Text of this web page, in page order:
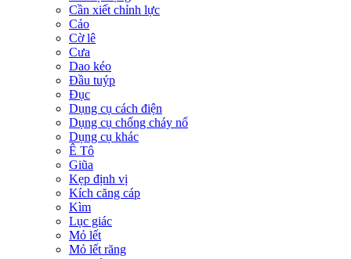
Cần xiết chỉnh lực
Cảo
Cờ lê
Cưa
Dao kéo
Đầu tuýp
Đục
Dụng cụ cách điện
Dụng cụ chống cháy nổ
Dụng cụ khác
Ê Tô
Giũa
Kẹp định vị
Kích căng cáp
Kìm
Lục giác
Mỏ lết
Mỏ lết răng